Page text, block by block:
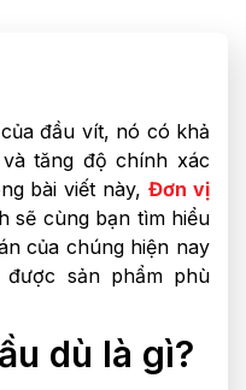
đầu vít, nó có khả
tăng độ chính xác
bài viết này,Đơn vị
sẽ cùng bạn tìm hiểu
của chúng hiện nay
sản phẩm phù
dù là gì?